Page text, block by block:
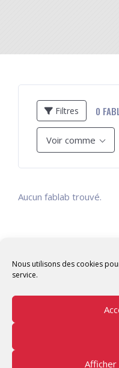
Nous utilisons des cookies
service.
Filtres 0
Voir comme
Aucun fablab trouvé.
Copyright © 2026